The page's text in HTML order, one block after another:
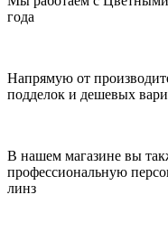
года
Напрямую от
подделок и дешевых
В нашем магазине вы
профессиональную
линз